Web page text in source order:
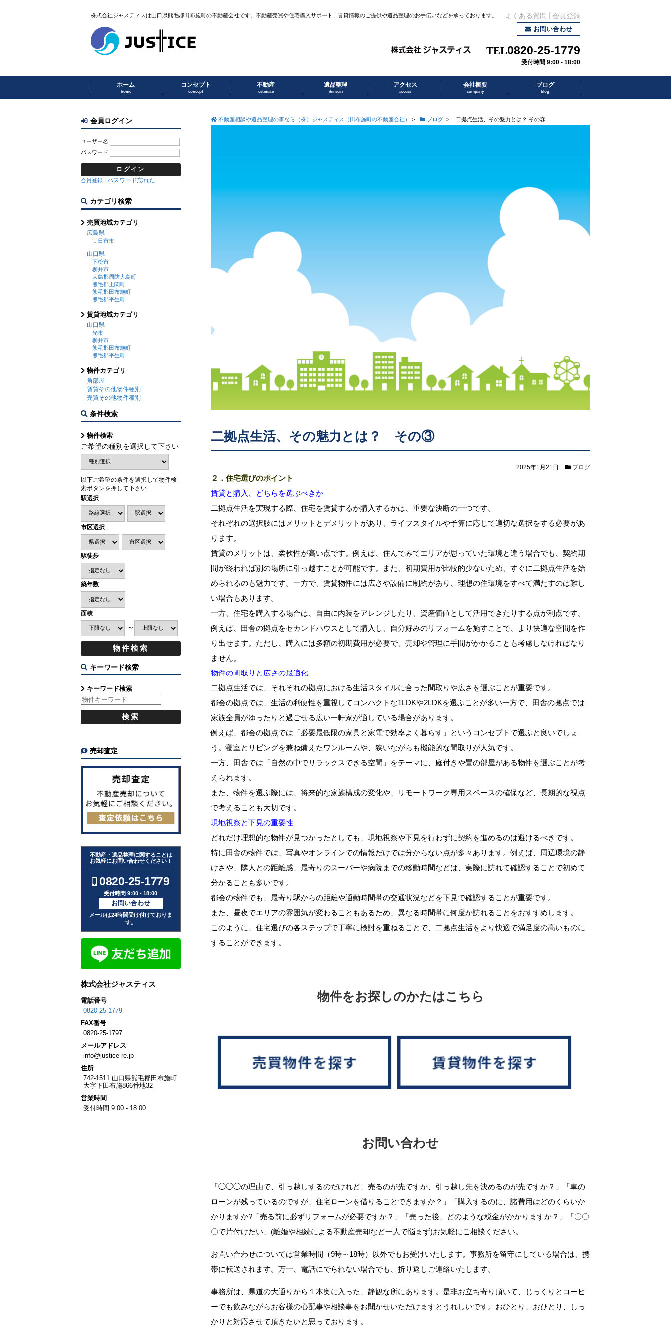
株式会社ジャスティスは山口県熊毛郡田布施町の不動産会社です。不動産売買や住宅購入サポート、賃貸情報のご提供や遺品整理のお手伝いなどを承っております。 よくある質問
会員登録
お問い合わせ
0820-25-1779
受付時間 9:00 - 18:00
ホーム
home
コンセプト
concept
不動産
estimate
遺品整理
ihinseiri
アクセス
access
会社概要
company
ブログ
blog
不動産相談や遺品整理の事なら（株）ジャスティス（田布施町の不動産会社） > ブログ > 二拠点生活、その魅力とは？ その③
二拠点生活、その魅力とは？ その③
2025年1月21日 ブログ
２．住宅選びのポイント
賃貸と購入、どちらを選ぶべきか
二拠点生活を実現する際、住宅を賃貸するか購入するかは、重要な決断の一つです。
それぞれの選択肢にはメリットとデメリットがあり、ライフスタイルや予算に応じて適切な選択をする必要があ
ります。
賃貸のメリットは、柔軟性が高い点です。例えば、住んでみてエリアが思っていた環境と違う場合でも、契約期
間が終われば別の場所に引っ越すことが可能です。また、初期費用が比較的少ないため、すぐに二拠点生活を始
められるのも魅力です。一方で、賃貸物件には広さや設備に制約があり、理想の住環境をすべて満たすのは難し
い場合もあります。
一方、住宅を購入する場合は、自由に内装をアレンジしたり、資産価値として活用できたりする点が利点です。
例えば、田舎の拠点をセカンドハウスとして購入し、自分好みのリフォームを施すことで、より快適な空間を作
り出せます。ただし、購入には多額の初期費用が必要で、売却や管理に手間がかかることも考慮しなければなり
ません。
物件の間取りと広さの最適化
二拠点生活では、それぞれの拠点における生活スタイルに合った間取りや広さを選ぶことが重要です。
都会の拠点では、生活の利便性を重視してコンパクトな1LDKや2LDKを選ぶことが多い一方で、田舎の拠点では
家族全員がゆったりと過ごせる広い一軒家が適している場合があります。
例えば、都会の拠点では「必要最低限の家具と家電で効率よく暮らす」というコンセプトで選ぶと良いでしょ
う。寝室とリビングを兼ね備えたワンルームや、狭いながらも機能的な間取りが人気です。
一方、田舎では「自然の中でリラックスできる空間」をテーマに、庭付きや畳の部屋がある物件を選ぶことが考
えられます。
また、物件を選ぶ際には、将来的な家族構成の変化や、リモートワーク専用スペースの確保など、長期的な視点
で考えることも大切です。
現地視察と下見の重要性
どれだけ理想的な物件が見つかったとしても、現地視察や下見を行わずに契約を進めるのは避けるべきです。
特に田舎の物件では、写真やオンラインでの情報だけでは分からない点が多々あります。例えば、周辺環境の静
けさや、隣人との距離感、最寄りのスーパーや病院までの移動時間などは、実際に訪れて確認することで初めて
分かることも多いです。
都会の物件でも、最寄り駅からの距離や通勤時間帯の交通状況などを下見で確認することが重要です。
また、昼夜でエリアの雰囲気が変わることもあるため、異なる時間帯に何度か訪れることをおすすめします。
このように、住宅選びの各ステップで丁寧に検討を重ねることで、二拠点生活をより快適で満足度の高いものに
することができます。
物件をお探しのかたはこちら
お問い合わせ
「◯◯◯の理由で、引っ越しするのだけれど、売るのが先ですか、引っ越し先を決めるのが先ですか？」「車の
ローンが残っているのですが、住宅ローンを借りることできますか？」「購入するのに、諸費用はどのくらいか
かりますか?「売る前に必ずリフォームが必要ですか？」「売った後、どのような税金がかかりますか？」「〇〇
〇で片付けたい」(離婚や相続による不動産売却など一人で悩まず)お気軽にご相談ください。
お問い合わせについては営業時間（9時～18時）以外でもお受けいたします。事務所を留守にしている場合は、携
帯に転送されます。万一、電話にでられない場合でも、折り返しご連絡いたします。
事務所は、県道の大通りから１本奥に入った、静観な所にあります。是非お立ち寄り頂いて、じっくりとコーヒ
ーでも飲みながらお客様の心配事や相談事をお聞かせいただけますとうれしいです。おひとり、おひとり、しっ
かりと対応させて頂きたいと思っております。
会員ログイン
ユーザー名
パスワード
会員登録 | パスワード忘れた
カテゴリ検索
売買地域カテゴリ
広島県
廿日市市
山口県
下松市
柳井市
大島郡周防大島町
熊毛郡上関町
熊毛郡田布施町
熊毛郡平生町
賃貸地域カテゴリ
山口県
光市
柳井市
熊毛郡田布施町
熊毛郡平生町
物件カテゴリ
角部屋
賃貸その他物件種別
売買その他物件種別
条件検索
物件検索
ご希望の種別を選択して下さい
以下ご希望の条件を選択して物件検
索ボタンを押して下さい
駅選択
市区選択
駅徒歩
築年数
面積
～
キーワード検索
キーワード検索
売却査定
不動産・遺品整理に関することは
お気軽にお問い合わせください！
0820-25-1779
受付時間 9:00 - 18:00
お問い合わせ
メールは24時間受け付けておりま
す。
株式会社ジャスティス
電話番号
0820-25-1779
FAX番号
0820-25-1797
メールアドレス
info@justice-re.jp
住所
742-1511 山口県熊毛郡田布施町
大字下田布施866番地32
営業時間
受付時間 9:00 - 18:00